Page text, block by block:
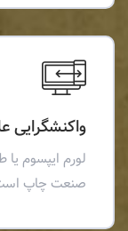
واکنشگرایی
لورم ایپسوم
صنعت چاپ